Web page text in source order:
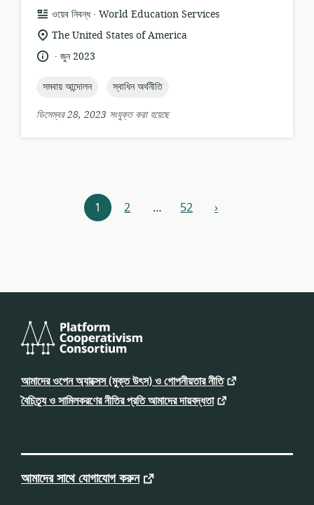
তথ্যসম্পদের
ফর্ম্যাট:
ওয়েব নিবন্ধ .
প্রকাশক:World Education Services
প্রাসঙ্গিকতার
অবস্থান:
The United States of America
ভাষা: .
প্রকাশনারজুন 2023
topic:
সমবায় আন্দোলন topic:
স্বাধিন অর্থনীতি
ডিসেম্বর 28, 2023 সংযুক্ত করা হয়েছে
1 2 … 52 পূর্ববর্তী
›
প্ল্যাটফর্ম
অপারেটিভইজম
কনসর্টিয়াম
আমাদের ওপেন অ্যাক্সেস (মুক্ত উৎস) ও গোপনীয়তার নীতি
বৈচিত্র্য ও সামিলকরণের নীতির প্রতি আমাদের দায়বদ্ধতা
আমাদের সাথে যোগাযোগ করুন